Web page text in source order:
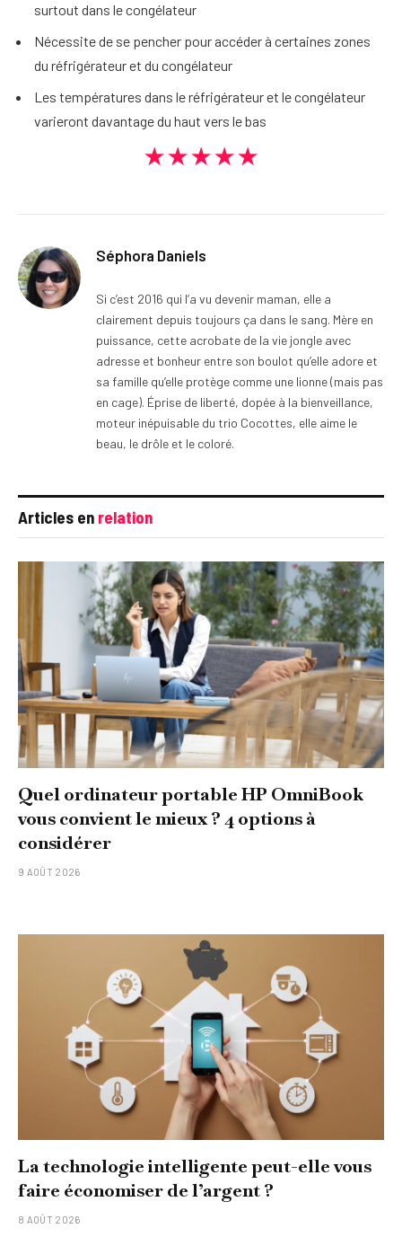
surtout dans le congélateur
Nécessite de se pencher pour accéder à certaines zones
du réfrigérateur et du congélateur
Les températures dans le réfrigérateur et le congélateur
varieront davantage du haut vers le bas
★★★★★
Séphora Daniels
Si c’est 2016 qui l’a vu devenir maman, elle a
clairement depuis toujours ça dans le sang. Mère en
puissance, cette acrobate de la vie jongle avec
adresse et bonheur entre son boulot qu’elle adore et
sa famille qu’elle protège comme une lionne (mais pas
en cage). Éprise de liberté, dopée à la bienveillance,
moteur inépuisable du trio Cocottes, elle aime le
beau, le drôle et le coloré.
Articles en relation
Quel ordinateur portable HP OmniBook
vous convient le mieux ? 4 options à
considérer
9 AOÛT 2026
La technologie intelligente peut-elle vous
faire économiser de l’argent ?
8 AOÛT 2026